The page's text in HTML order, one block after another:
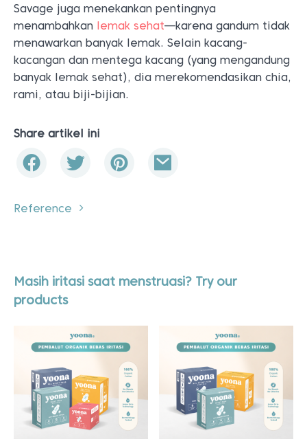
Savage juga menekankan pentingnya
menambahkan lemak sehat—karena gandum tidak
menawarkan banyak lemak. Selain kacang-
kacangan dan mentega kacang (yang mengandung
banyak lemak sehat), dia merekomendasikan chia,
rami, atau biji-bijian.
Share artikel ini
Reference
Masih iritasi saat menstruasi? Try our
products